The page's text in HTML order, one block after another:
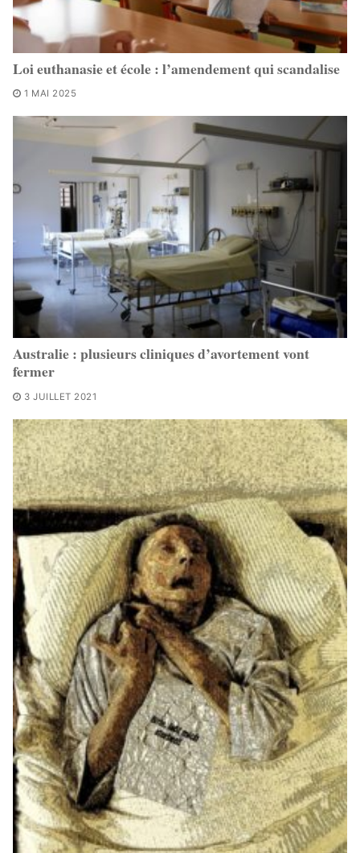
Loi euthanasie et école : l’amendement qui scandalise
1 MAI 2025
Australie : plusieurs cliniques d’avortement vont
fermer
3 JUILLET 2021